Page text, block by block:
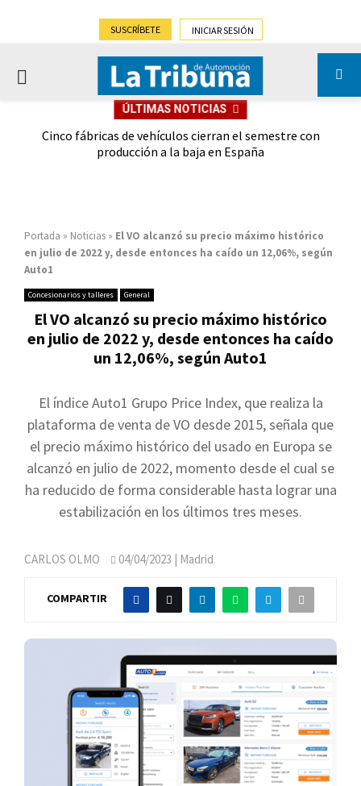
SUSCRÍBETE INICIAR SESIÓN
PRIMARY
ÚLTIMAS NOTICIAS
Cinco fábricas de vehículos cierran el semestre con
producción a la baja en España
Portada » Noticias » El VO alcanzó su precio máximo histórico
en julio de 2022 y, desde entonces ha caído un 12,06%, según
Auto1
Concesionarios y talleres General
El VO alcanzó su precio máximo histórico
en julio de 2022 y, desde entonces ha caído
un 12,06%, según Auto1
El índice Auto1 Grupo Price Index, que realiza la
plataforma de venta de VO desde 2015, señala que
el precio máximo histórico del usado en Europa se
alcanzó en julio de 2022, momento desde el cual se
ha reducido de forma considerable hasta lograr una
estabilización en los últimos tres meses.
CARLOS OLMO 04/04/2023 | Madrid
COMPARTIR